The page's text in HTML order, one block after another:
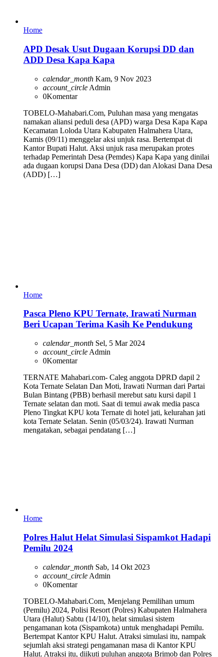
Home
APD Desak Usut Dugaan Korupsi DD dan
ADD Desa Kapa Kapa
calendar_month Kam, 9 Nov 2023
account_circle Admin
0Komentar
TOBELO-Mahabari.Com, Puluhan masa yang mengatas
namakan aliansi peduli desa (APD) warga Desa Kapa Kapa
Kecamatan Loloda Utara Kabupaten Halmahera Utara,
Kamis (09/11) menggelar aksi unjuk rasa. Bertempat di
Kantor Bupati Halut. Aksi unjuk rasa merupakan protes
terhadap Pemerintah Desa (Pemdes) Kapa Kapa yang dinilai
ada dugaan korupsi Dana Desa (DD) dan Alokasi Dana Desa
(ADD) […]
Home
Pasca Pleno KPU Ternate, Irawati Nurman
Beri Ucapan Terima Kasih Ke Pendukung
calendar_month Sel, 5 Mar 2024
account_circle Admin
0Komentar
TERNATE Mahabari.com- Caleg anggota DPRD dapil 2
Kota Ternate Selatan Dan Moti, Irawati Nurman dari Partai
Bulan Bintang (PBB) berhasil merebut satu kursi dapil 1
Ternate selatan dan moti. Saat di temui awak media pasca
Pleno Tingkat KPU kota Ternate di hotel jati, kelurahan jati
kota Ternate Selatan. Senin (05/03/24). Irawati Nurman
mengatakan, sebagai pendatang […]
Home
Polres Halut Helat Simulasi Sispamkot Hadapi
Pemilu 2024
calendar_month Sab, 14 Okt 2023
account_circle Admin
0Komentar
TOBELO-Mahabari.Com, Menjelang Pemilihan umum
(Pemilu) 2024, Polisi Resort (Polres) Kabupaten Halmahera
Utara (Halut) Sabtu (14/10), helat simulasi sistem
pengamanan kota (Sispamkota) untuk menghadapi Pemilu.
Bertempat Kantor KPU Halut. Atraksi simulasi itu, nampak
sejumlah aksi strategi pengamanan masa di Kantor KPU
Halut. Atraksi itu, diikuti puluhan anggota Brimob dan Polres